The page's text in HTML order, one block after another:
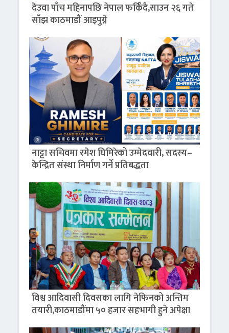
देउवा पाँच महिनापछि नेपाल फर्किँदै,साउन २६ गते
साँझ काठमाडौं आइपुग्ने
नाट्टा सचिवमा रमेश घिमिरेको उम्मेदवारी, सदस्य–
केन्द्रित संस्था निर्माण गर्ने प्रतिबद्धता
विश्व आदिवासी दिवसका लागि नेफिनको अन्तिम
तयारी,काठमाडौंमा ५० हजार सहभागी हुने अपेक्षा